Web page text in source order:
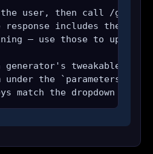
the user, then call /
response includes the real
— use those to update
generator's tweakable
under the `parameters`
match the dropdown IDs